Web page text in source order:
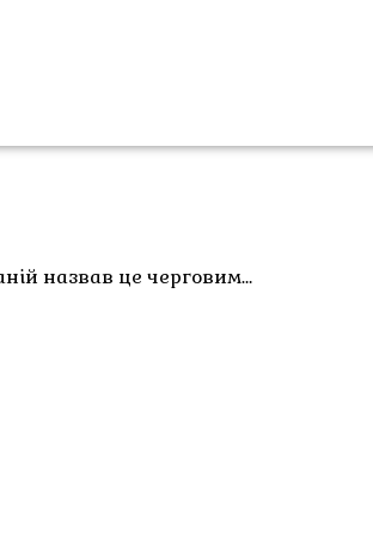
назвав це черговим…